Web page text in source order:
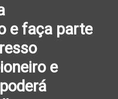
e faça parte
e